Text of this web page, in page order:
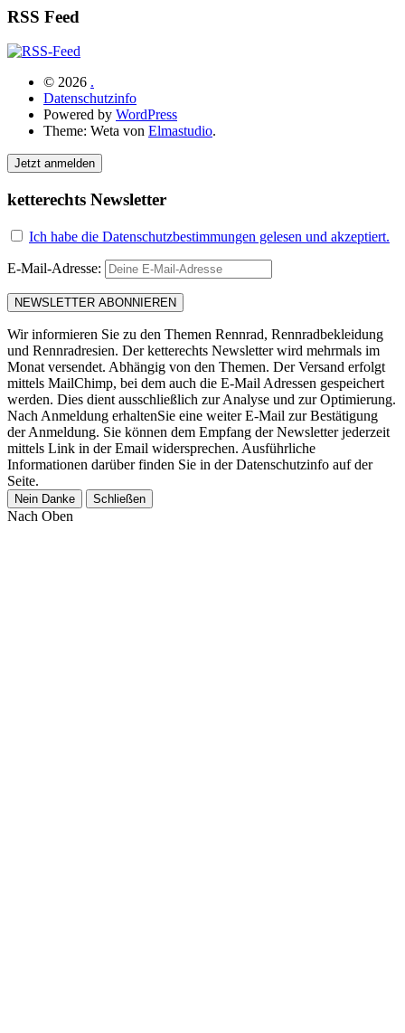
RSS Feed
© 2026 .
Datenschutzinfo
Powered by WordPress
Theme: Weta von Elmastudio.
Jetzt anmelden
ketterechts Newsletter
Ich habe die Datenschutzbestimmungen gelesen und akzeptiert.
E-Mail-Adresse:
Wir informieren Sie zu den Themen Rennrad, Rennradbekleidung
und Rennradresien. Der ketterechts Newsletter wird mehrmals im
Monat versendet. Abhängig von den Themen. Der Versand erfolgt
mittels MailChimp, bei dem auch die E-Mail Adressen gespeichert
werden. Dies dient ausschließlich zur Analyse und zur Optimierung.
Nach Anmeldung erhaltenSie eine weiter E-Mail zur Bestätigung
der Anmeldung. Sie können dem Empfang der Newsletter jederzeit
mittels Link in der Email widersprechen. Ausführliche
Informationen darüber finden Sie in der Datenschutzinfo auf der
Seite.
Nein Danke Schließen
Nach Oben